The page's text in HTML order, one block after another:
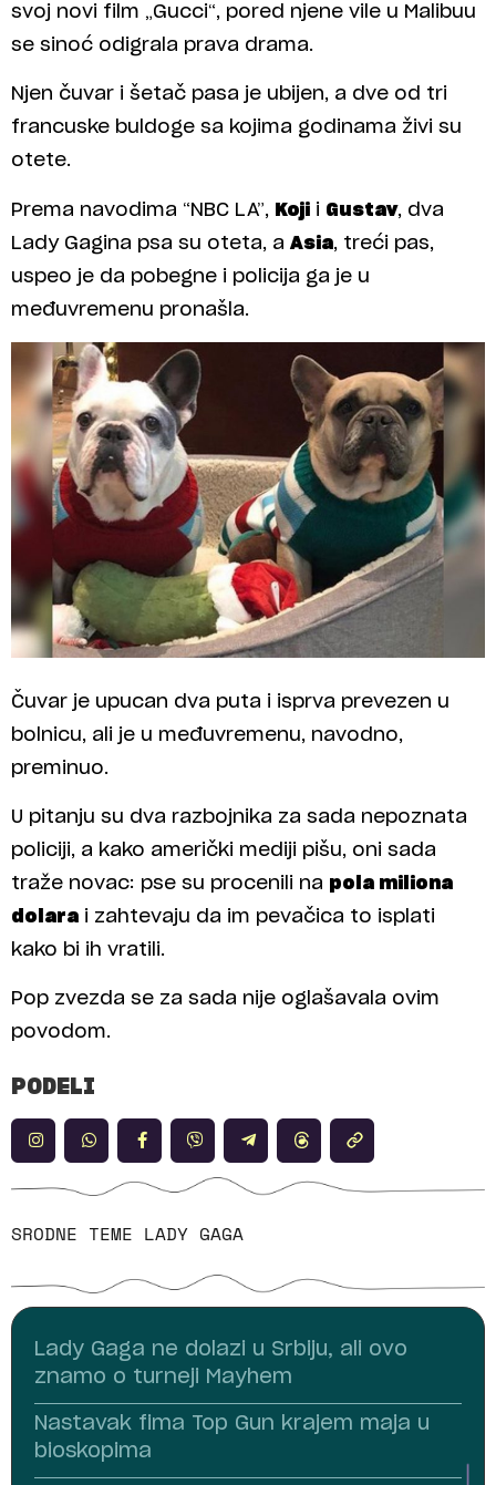
svoj novi film „Gucci“, pored njene vile u Malibuu
se sinoć odigrala prava drama.
Njen čuvar i šetač pasa je ubijen, a dve od tri
francuske buldoge sa kojima godinama živi su
otete.
Prema navodima “NBC LA”, Koji i Gustav, dva
Lady Gagina psa su oteta, a Asia, treći pas,
uspeo je da pobegne i policija ga je u
međuvremenu pronašla.
Čuvar je upucan dva puta i isprva prevezen u
bolnicu, ali je u međuvremenu, navodno,
preminuo.
U pitanju su dva razbojnika za sada nepoznata
policiji, a kako američki mediji pišu, oni sada
traže novac: pse su procenili na pola miliona
dolara i zahtevaju da im pevačica to isplati
kako bi ih vratili.
Pop zvezda se za sada nije oglašavala ovim
povodom.
PODELI
SRODNE TEME LADY GAGA
Lady Gaga ne dolazi u Srbiju, ali ovo
znamo o turneji Mayhem
Nastavak fima Top Gun krajem maja u
bioskopima